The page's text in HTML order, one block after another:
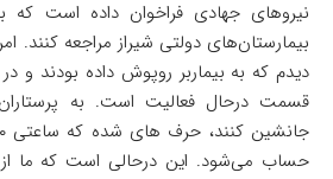
نیرو‌های جهادی فراخوان داده است که
بیمارستان‌های دولتی شیراز مراجعه کنند.
دیدم که به بیماربر روپوش داده بودند و
قسمت درحال فعالیت است. به
حساب می‌شود. این درحالی است که ما از